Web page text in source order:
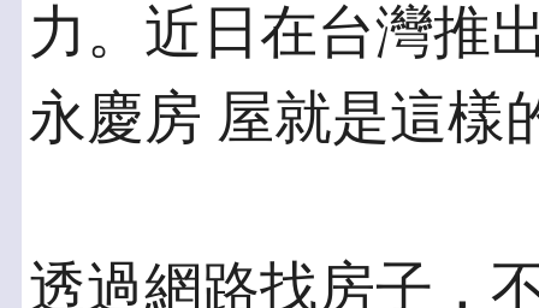
力。近日在台灣推
永慶房 屋就是這樣
透過網路找房子，